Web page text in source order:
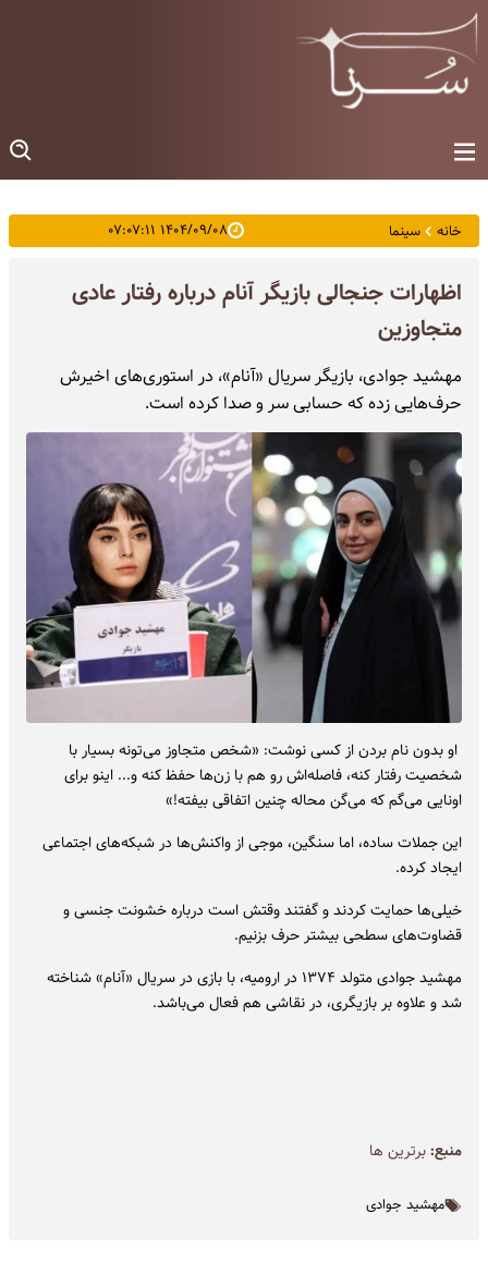
خانه سینما ۱۴۰۴/۰۹/۰۸ ۰۷:۰۷:۱۱
اظهارات جنجالی بازیگر آنام درباره رفتار عادی
متجاوزین
مهشید جوادی، بازیگر سریال «آنام»، در استوری‌های اخیرش
حرف‌هایی زده که حسابی سر و صدا کرده است.
او بدون نام بردن از کسی نوشت: «شخص متجاوز می‌تونه بسیار با
شخصیت رفتار کنه، فاصله‌اش رو هم با زن‌ها حفظ کنه و... اینو برای
اونایی می‌گم که می‌گن محاله چنین اتفاقی بیفته!»
این جملات ساده، اما سنگین، موجی از واکنش‌ها در شبکه‌های اجتماعی
ایجاد کرده.
خیلی‌ها حمایت کردند و گفتند وقتش است درباره خشونت جنسی و
قضاوت‌های سطحی بیشتر حرف بزنیم.
مهشید جوادی متولد ۱۳۷۴ در ارومیه، با بازی در سریال «آنام» شناخته
شد و علاوه بر بازیگری، در نقاشی هم فعال می‌باشد.
منبع:برترین ها
مهشید جوادی